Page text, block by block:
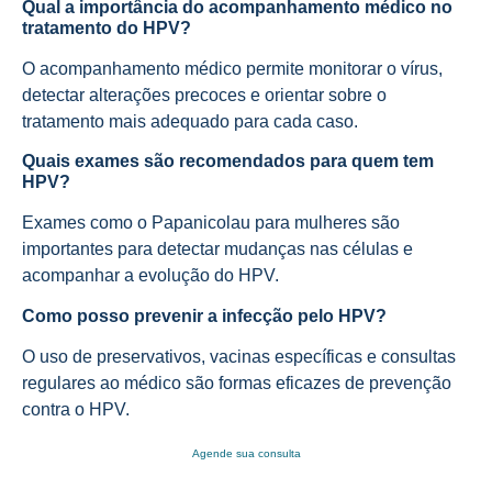
Qual a importância do acompanhamento médico no
tratamento do HPV?
O acompanhamento médico permite monitorar o vírus,
detectar alterações precoces e orientar sobre o
tratamento mais adequado para cada caso.
Quais exames são recomendados para quem tem
HPV?
Exames como o Papanicolau para mulheres são
importantes para detectar mudanças nas células e
acompanhar a evolução do HPV.
Como posso prevenir a infecção pelo HPV?
O uso de preservativos, vacinas específicas e consultas
regulares ao médico são formas eficazes de prevenção
contra o HPV.
Agende sua consulta